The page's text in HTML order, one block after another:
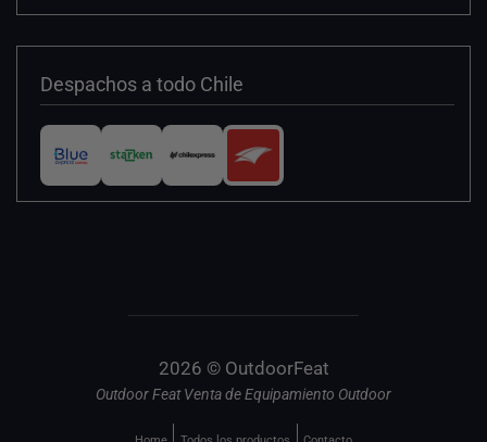
Despachos a todo Chile
2026 © OutdoorFeat
Outdoor Feat Venta de Equipamiento Outdoor